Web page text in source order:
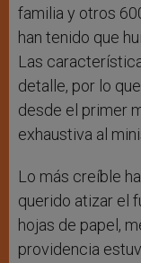
familia y otros
han tenido que
Las
detalle, por lo
desde el primer
exhaustiva al
Lo más creíble
querido atizar el
hojas de papel,
providencia